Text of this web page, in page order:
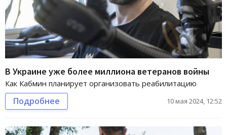
В Украине уже более миллиона ветеранов войны
Как Кабмин планирует организовать реабилитацию
Подробнее 10 мая 2024, 12:52